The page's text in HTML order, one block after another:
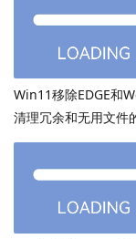
Win11移除EDGE和
清理冗余和无用文件